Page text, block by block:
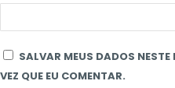
SALVAR MEUS DADOS
VEZ QUE EU COMENTAR.